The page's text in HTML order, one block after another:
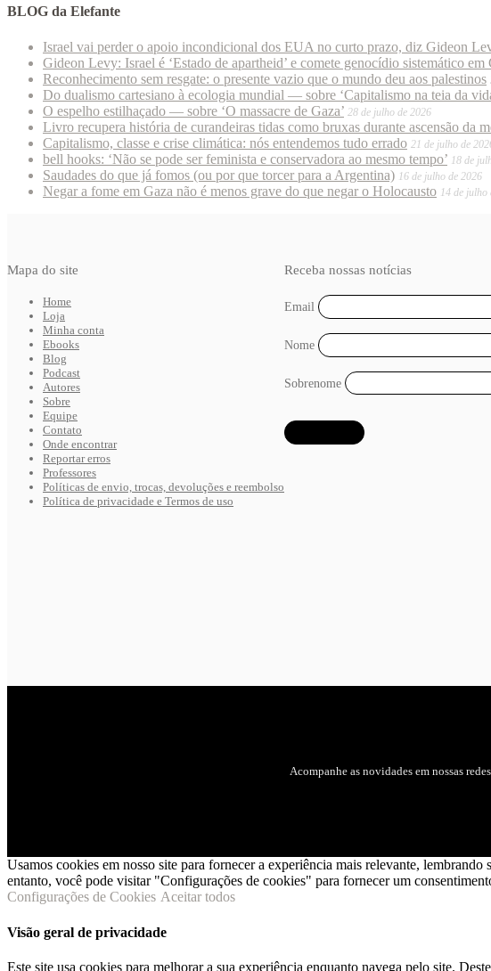
BLOG da Elefante
Israel vai perder o apoio incondicional dos EUA no curto prazo, diz Gideon
Gideon Levy: Israel é ‘Estado de apartheid’ e comete genocídio sistemático em
Reconhecimento sem resgate: o presente vazio que o mundo deu aos palestinos
Do dualismo cartesiano à ecologia mundial — sobre ‘Capitalismo na teia da
O espelho estilhaçado — sobre ‘O massacre de Gaza’ 28 de julho de 2026
Livro recupera história de curandeiras tidas como bruxas durante ascensão da
Capitalismo, classe e crise climática: nós entendemos tudo errado 21 de julho de
bell hooks: ‘Não se pode ser feminista e conservadora ao mesmo tempo’ 18 de
Saudades do que já fomos (ou por que torcer para a Argentina) 16 de julho de 2026
Negar a fome em Gaza não é menos grave do que negar o Holocausto 14 de julho
Mapa do site
Home
Loja
Minha conta
Ebooks
Blog
Podcast
Autores
Sobre
Equipe
Contato
Onde encontrar
Reportar erros
Professores
Políticas de envio, trocas, devoluções e reembolso
Política de privacidade e Termos de uso
Receba nossas notícias
Email
Nome
Sobrenome
Acompanhe as novidades em nossas
Usamos cookies em nosso site para fornecer a experiência mais relevante,
entanto, você pode visitar "Configurações de cookies" para fornecer um
Configurações de Cookies Aceitar todos
Visão geral de privacidade
Este site usa cookies para melhorar a sua experiência enquanto navega pelo site.